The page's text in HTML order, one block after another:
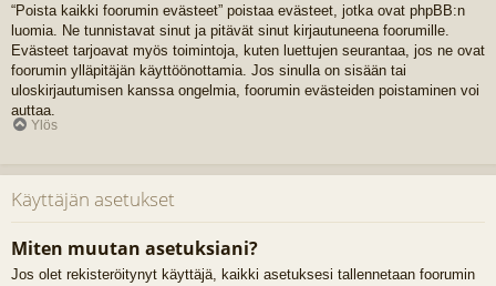
“Poista kaikki foorumin evästeet” poistaa evästeet, jotka ovat phpBB:n
luomia. Ne tunnistavat sinut ja pitävät sinut kirjautuneena foorumille.
Evästeet tarjoavat myös toimintoja, kuten luettujen seurantaa, jos ne ovat
foorumin ylläpitäjän käyttöönottamia. Jos sinulla on sisään tai
uloskirjautumisen kanssa ongelmia, foorumin evästeiden poistaminen voi
auttaa.
Ylös
Käyttäjän asetukset
Miten muutan asetuksiani?
Jos olet rekisteröitynyt käyttäjä, kaikki asetuksesi tallennetaan foorumin